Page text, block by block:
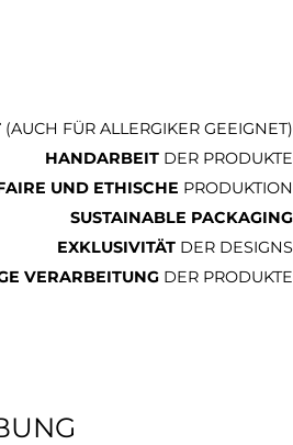
(AUCH FÜR ALLERGIKER GEEIGNET)
HANDARBEIT DER PRODUKTE
UND ETHISCHE PRODUKTION
SUSTAINABLE PACKAGING
EXKLUSIVITÄT DER DESIGNS
VERARBEITUNG DER PRODUKTE